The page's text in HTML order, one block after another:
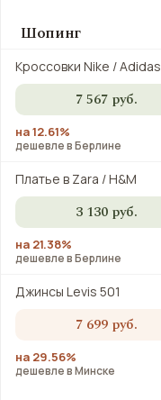
Шопинг
Кроссовки Nike / Adidas
7 567 руб.
на 12.61%
дешевле в Берлине
Платье в Zara / H&M
3 130 руб.
на 21.38%
дешевле в Берлине
Джинсы Levis 501
7 699 руб.
на 29.56%
дешевле в Минске